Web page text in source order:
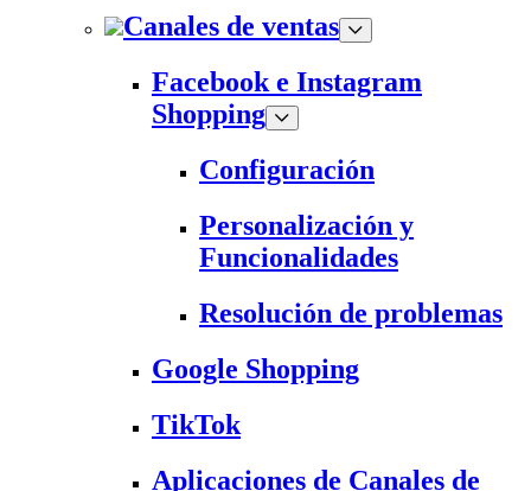
Canales de ventas
Facebook e Instagram
Shopping
Configuración
Personalización y
Funcionalidades
Resolución de problemas
Google Shopping
TikTok
Aplicaciones de Canales de